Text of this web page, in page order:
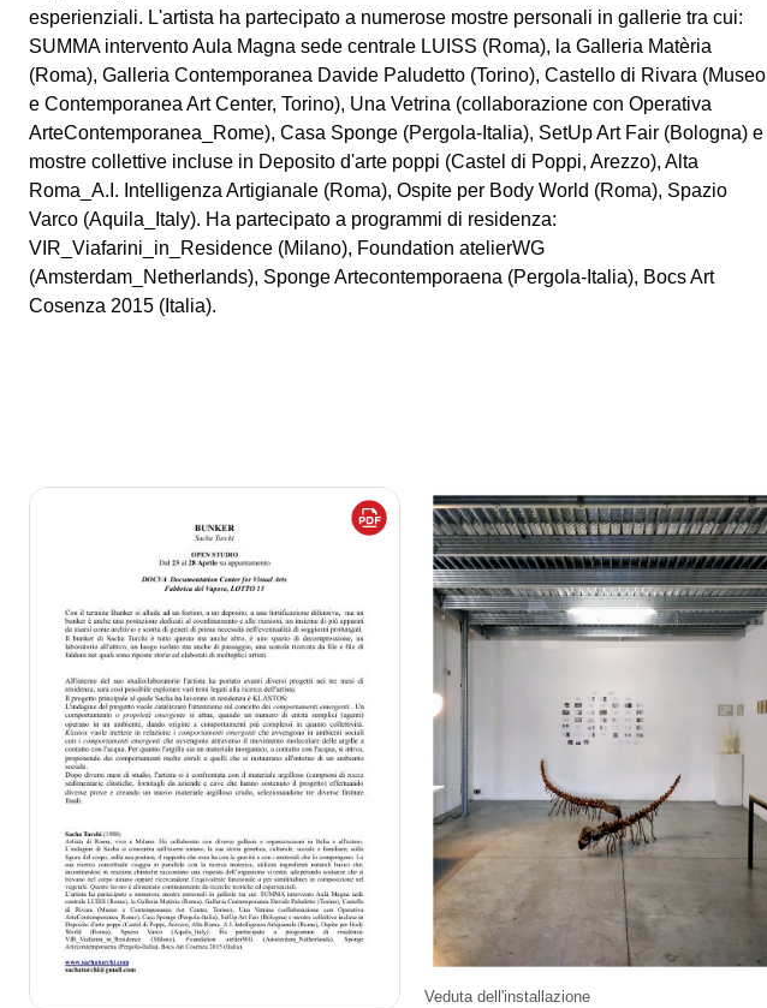
esperienziali. L'artista ha partecipato a numerose mostre personali in gallerie tra cui:
SUMMA intervento Aula Magna sede centrale LUISS (Roma), la Galleria Matèria
(Roma), Galleria Contemporanea Davide Paludetto (Torino), Castello di Rivara (Museo
e Contemporanea Art Center, Torino), Una Vetrina (collaborazione con Operativa
ArteContemporanea_Rome), Casa Sponge (Pergola-Italia), SetUp Art Fair (Bologna) e
mostre collettive incluse in Deposito d'arte poppi (Castel di Poppi, Arezzo), Alta
Roma_A.I. Intelligenza Artigianale (Roma), Ospite per Body World (Roma), Spazio
Varco (Aquila_Italy). Ha partecipato a programmi di residenza:
VIR_Viafarini_in_Residence (Milano), Foundation atelierWG
(Amsterdam_Netherlands), Sponge Artecontemporaena (Pergola-Italia), Bocs Art
Cosenza 2015 (Italia).
Veduta dell'installazione